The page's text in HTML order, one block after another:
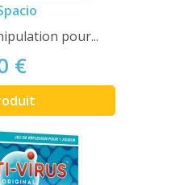
pour...
€